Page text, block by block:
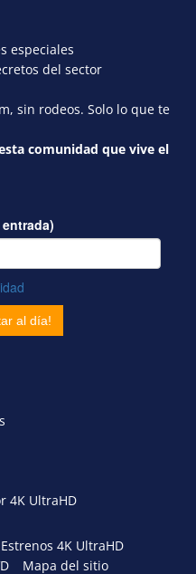
especiales
del sector
sin rodeos. Solo lo que te
comunidad que vive el
4K UltraHD
Estrenos 4K UltraHD
Mapa del sitio